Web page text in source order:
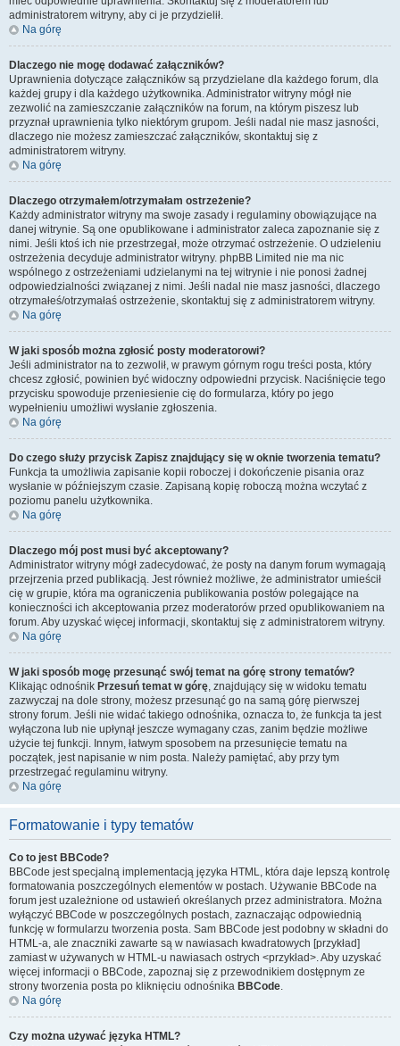
administratorem witryny, aby ci je przydzielił.
Na górę
Dlaczego nie mogę dodawać załączników?
Uprawnienia dotyczące załączników są przydzielane dla każdego forum, dla
każdej grupy i dla każdego użytkownika. Administrator witryny mógł nie
zezwolić na zamieszczanie załączników na forum, na którym piszesz lub
przyznał uprawnienia tylko niektórym grupom. Jeśli nadal nie masz jasności,
dlaczego nie możesz zamieszczać załączników, skontaktuj się z
administratorem witryny.
Na górę
Dlaczego otrzymałem/otrzymałam ostrzeżenie?
Każdy administrator witryny ma swoje zasady i regulaminy obowiązujące na
danej witrynie. Są one opublikowane i administrator zaleca zapoznanie się z
nimi. Jeśli ktoś ich nie przestrzegał, może otrzymać ostrzeżenie. O udzieleniu
ostrzeżenia decyduje administrator witryny. phpBB Limited nie ma nic
wspólnego z ostrzeżeniami udzielanymi na tej witrynie i nie ponosi żadnej
odpowiedzialności związanej z nimi. Jeśli nadal nie masz jasności, dlaczego
otrzymałeś/otrzymałaś ostrzeżenie, skontaktuj się z administratorem witryny.
Na górę
W jaki sposób można zgłosić posty moderatorowi?
Jeśli administrator na to zezwolił, w prawym górnym rogu treści posta, który
chcesz zgłosić, powinien być widoczny odpowiedni przycisk. Naciśnięcie tego
przycisku spowoduje przeniesienie cię do formularza, który po jego
wypełnieniu umożliwi wysłanie zgłoszenia.
Na górę
Do czego służy przycisk Zapisz znajdujący się w oknie tworzenia tematu?
Funkcja ta umożliwia zapisanie kopii roboczej i dokończenie pisania oraz
wysłanie w późniejszym czasie. Zapisaną kopię roboczą można wczytać z
poziomu panelu użytkownika.
Na górę
Dlaczego mój post musi być akceptowany?
Administrator witryny mógł zadecydować, że posty na danym forum wymagają
przejrzenia przed publikacją. Jest również możliwe, że administrator umieścił
cię w grupie, która ma ograniczenia publikowania postów polegające na
konieczności ich akceptowania przez moderatorów przed opublikowaniem na
forum. Aby uzyskać więcej informacji, skontaktuj się z administratorem witryny.
Na górę
W jaki sposób mogę przesunąć swój temat na górę strony tematów?
Klikając odnośnik Przesuń temat w górę, znajdujący się w widoku tematu
zazwyczaj na dole strony, możesz przesunąć go na samą górę pierwszej
strony forum. Jeśli nie widać takiego odnośnika, oznacza to, że funkcja ta jest
wyłączona lub nie upłynął jeszcze wymagany czas, zanim będzie możliwe
użycie tej funkcji. Innym, łatwym sposobem na przesunięcie tematu na
początek, jest napisanie w nim posta. Należy pamiętać, aby przy tym
przestrzegać regulaminu witryny.
Na górę
Formatowanie i typy tematów
Co to jest BBCode?
BBCode jest specjalną implementacją języka HTML, która daje lepszą kontrolę
formatowania poszczególnych elementów w postach. Używanie BBCode na
forum jest uzależnione od ustawień określanych przez administratora. Można
wyłączyć BBCode w poszczególnych postach, zaznaczając odpowiednią
funkcję w formularzu tworzenia posta. Sam BBCode jest podobny w składni do
HTML-a, ale znaczniki zawarte są w nawiasach kwadratowych [przykład]
zamiast w używanych w HTML-u nawiasach ostrych <przykład>. Aby uzyskać
więcej informacji o BBCode, zapoznaj się z przewodnikiem dostępnym ze
strony tworzenia posta po kliknięciu odnośnika BBCode.
Na górę
Czy można używać języka HTML?